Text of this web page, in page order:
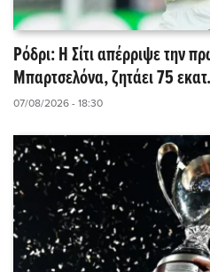
Ρόδρι: Η Σίτι απέρριψε την
Μπαρτσελόνα, ζητάει 75
07/08/2026 - 18:30